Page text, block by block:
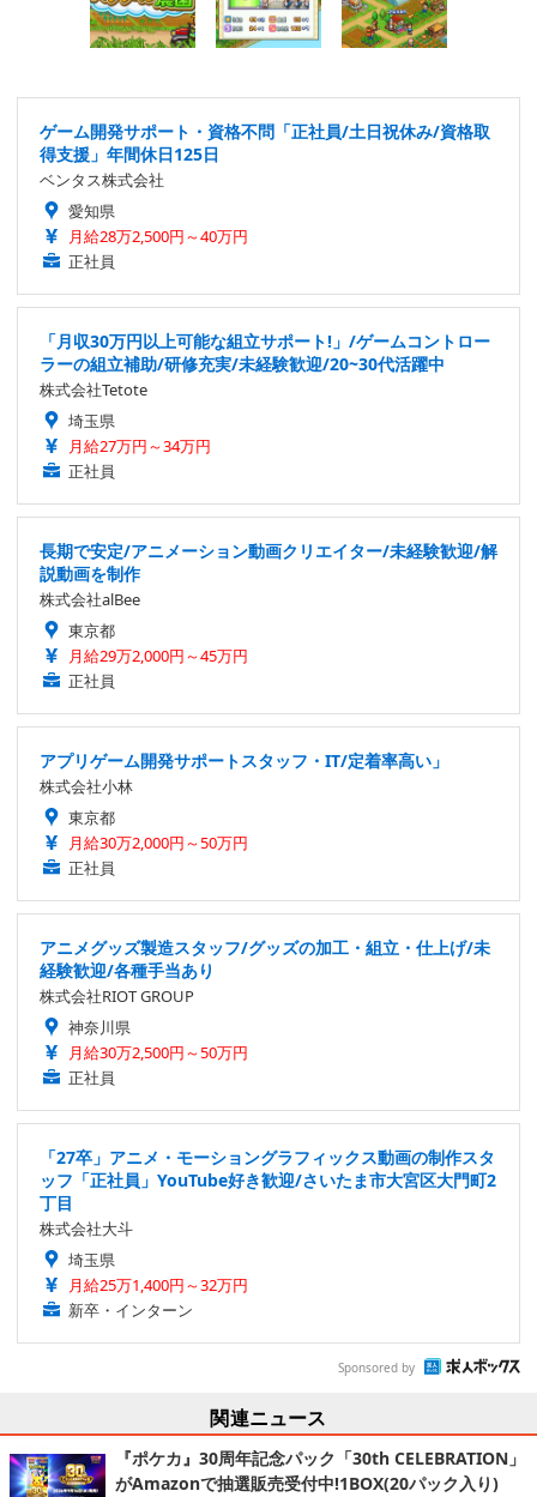
ゲーム開発サポート・資格不問「正社員/土日祝休み/資格取
得支援」年間休日125日
ベンタス株式会社
愛知県
月給28万2,500円～40万円
正社員
「月収30万円以上可能な組立サポート!」/ゲームコントロー
ラーの組立補助/研修充実/未経験歓迎/20~30代活躍中
株式会社Tetote
埼玉県
月給27万円～34万円
正社員
長期で安定/アニメーション動画クリエイター/未経験歓迎/解
説動画を制作
株式会社alBee
東京都
月給29万2,000円～45万円
正社員
アプリゲーム開発サポートスタッフ・IT/定着率高い」
株式会社小林
東京都
月給30万2,000円～50万円
正社員
アニメグッズ製造スタッフ/グッズの加工・組立・仕上げ/未
経験歓迎/各種手当あり
株式会社RIOT GROUP
神奈川県
月給30万2,500円～50万円
正社員
「27卒」アニメ・モーショングラフィックス動画の制作スタ
ッフ「正社員」YouTube好き歓迎/さいたま市大宮区大門町2
丁目
株式会社大斗
埼玉県
月給25万1,400円～32万円
新卒・インターン
Sponsored by
関連ニュース
『ポケカ』30周年記念パック「30th CELEBRATION」
がAmazonで抽選販売受付中!1BOX(20パック入り)